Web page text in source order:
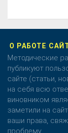
О РАБОТЕ
Методические
публикуют
сайте (статьи,
на себя всю
виновником
заметили на
ваши права,
проблему.